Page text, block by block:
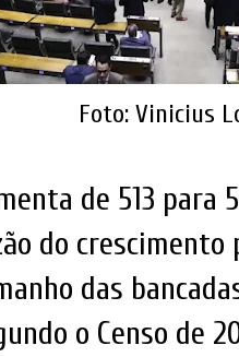
Foto: Vinicius
de 513 para
do
das
o Censo de